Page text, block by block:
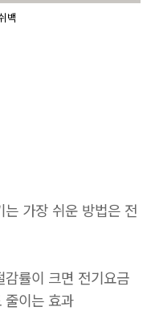
백
가장 쉬운 방법은 전
률이 크면 전기요금
줄이는 효과